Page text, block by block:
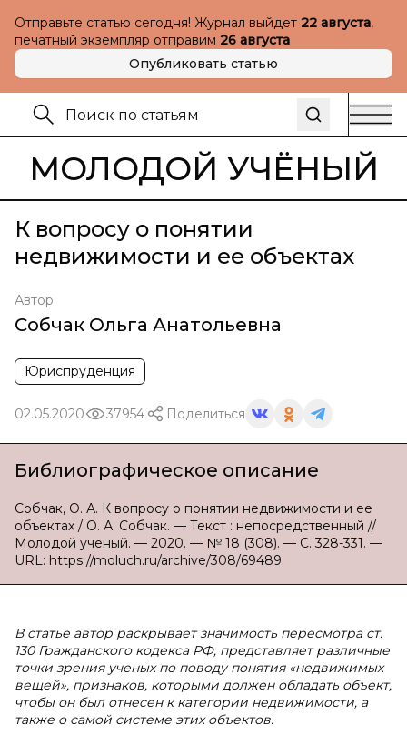
Отправьте статью сегодня! Журнал выйдет 22 августа,
печатный экземпляр отправим 26 августа
Опубликовать статью
МОЛОДОЙ УЧЁНЫЙ
К вопросу о понятии
недвижимости и ее объектах
Автор
Собчак Ольга Анатольевна
Юриспруденция
02.05.2020 37954 Поделиться
Библиографическое описание
Собчак, О. А. К вопросу о понятии недвижимости и ее
объектах / О. А. Собчак. — Текст : непосредственный //
Молодой ученый. — 2020. — № 18 (308). — С. 328-331. —
URL: https://moluch.ru/archive/308/69489.
В статье автор раскрывает значимость пересмотра ст.
130 Гражданского кодекса РФ, представляет различные
точки зрения ученых по поводу понятия «недвижимых
вещей», признаков, которыми должен обладать объект,
чтобы он был отнесен к категории недвижимости, а
также о самой системе этих объектов.